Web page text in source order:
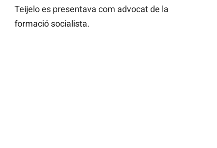
Teijelo es presentava com advocat de la
formació socialista.